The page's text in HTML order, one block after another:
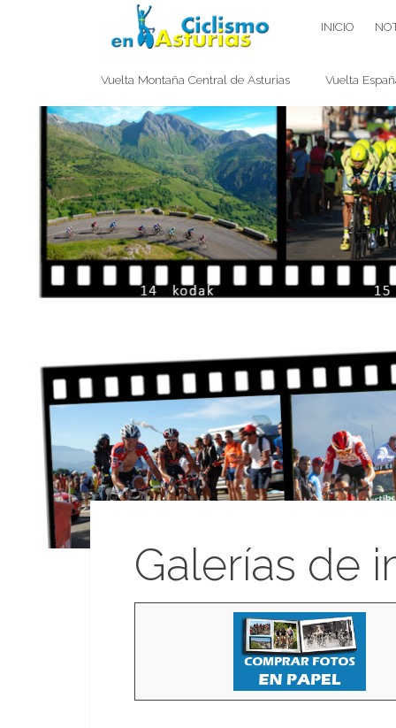
CICLISMO EN ASTURIAS INICIO
Vuelta Montaña Central de Asturias Vuelta
Galerías de